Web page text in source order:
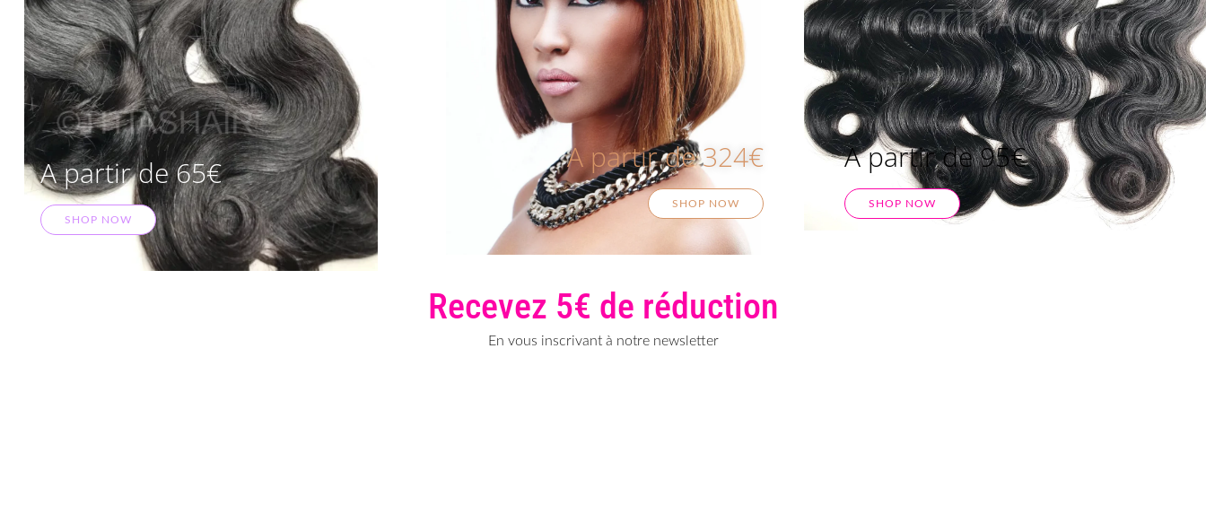
A partir de 65€
SHOP NOW
A partir de 324€
SHOP NOW
A partir de 95€
SHOP NOW
Recevez 5€ de réduction
En vous inscrivant à notre newsletter